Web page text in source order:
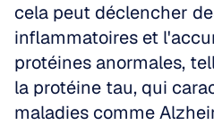
cela peut déclencher
inflammatoires et
protéines anormales,
la protéine tau, qui
maladies comme